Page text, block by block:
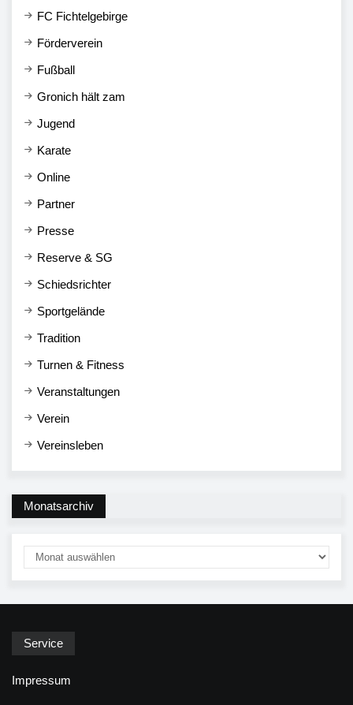
FC Fichtelgebirge
Förderverein
Fußball
Gronich hält zam
Jugend
Karate
Online
Partner
Presse
Reserve & SG
Schiedsrichter
Sportgelände
Tradition
Turnen & Fitness
Veranstaltungen
Verein
Vereinsleben
Monatsarchiv
Service
Impressum